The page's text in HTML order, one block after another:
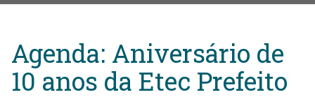
Agenda: Aniversário de
10 anos da Etec Prefeito